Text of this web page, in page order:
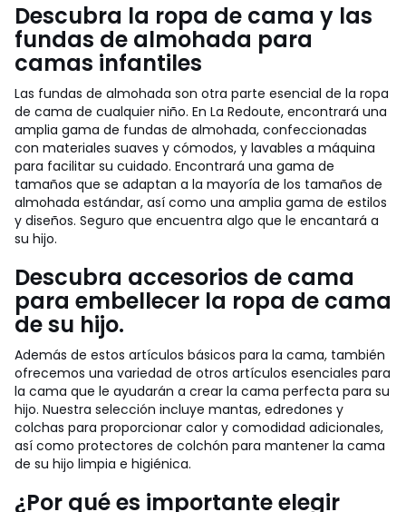
Descubra la ropa de cama y las
fundas de almohada para
camas infantiles
Las fundas de almohada son otra parte esencial de la ropa
de cama de cualquier niño. En La Redoute, encontrará una
amplia gama de fundas de almohada, confeccionadas
con materiales suaves y cómodos, y lavables a máquina
para facilitar su cuidado. Encontrará una gama de
tamaños que se adaptan a la mayoría de los tamaños de
almohada estándar, así como una amplia gama de estilos
y diseños. Seguro que encuentra algo que le encantará a
su hijo.
Descubra accesorios de cama
para embellecer la ropa de cama
de su hijo.
Además de estos artículos básicos para la cama, también
ofrecemos una variedad de otros artículos esenciales para
la cama que le ayudarán a crear la cama perfecta para su
hijo. Nuestra selección incluye mantas, edredones y
colchas para proporcionar calor y comodidad adicionales,
así como protectores de colchón para mantener la cama
de su hijo limpia e higiénica.
¿Por qué es importante elegir